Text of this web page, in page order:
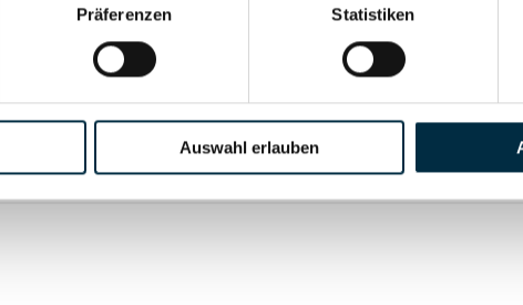
Präferenzen Statistiken
Auswahl erlauben
Vollständiges
Vollständiges